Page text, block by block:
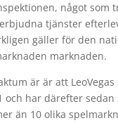
något som
tjänster
gäller för den
marknaden.
är är att LeoVegas
och har därefter
än 10 olika